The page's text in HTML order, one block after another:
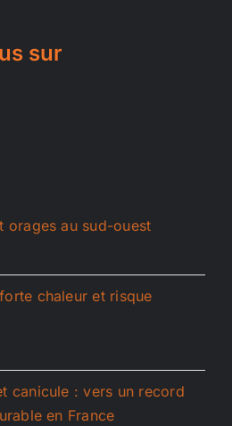
sur
orages au sud-ouest
chaleur et risque
canicule : vers un record
en France